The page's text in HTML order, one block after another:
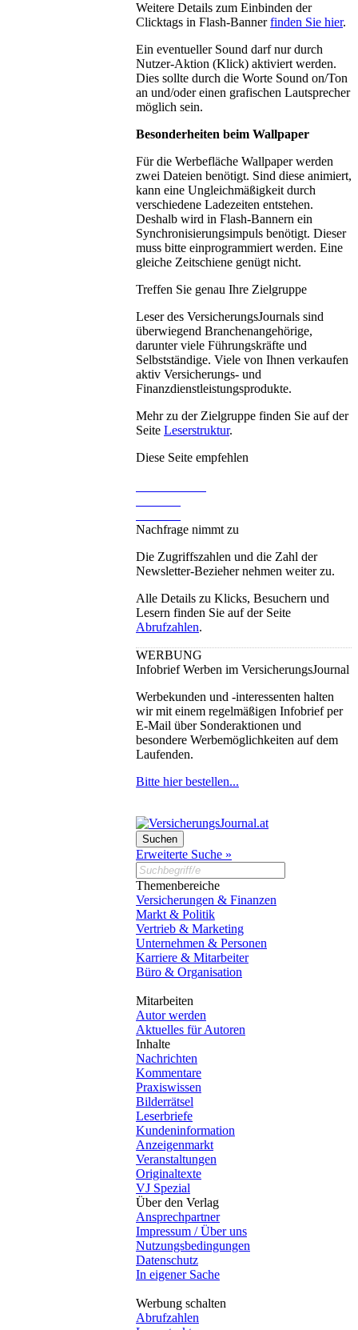
Weitere Details zum Einbinden der
Clicktags in Flash-Bannerfinden Sie hier.
Ein eventueller Sound darf nur durch
Nutzer-Aktion (Klick) aktiviert werden.
Dies sollte durch die Worte Sound on/Ton
an und/oder einen grafischen Lautsprecher
möglich sein.
Besonderheiten beim Wallpaper
Für die Werbefläche Wallpaper werden
zwei Dateien benötigt. Sind diese animiert,
kann eine Ungleichmäßigkeit durch
verschiedene Ladezeiten entstehen.
Deshalb wird in Flash-Bannern ein
Synchronisierungsimpuls benötigt. Dieser
muss bitte einprogrammiert werden. Eine
gleiche Zeitschiene genügt nicht.
Treffen Sie genau Ihre Zielgruppe
Leser des VersicherungsJournals sind
überwiegend Branchenangehörige,
darunter viele Führungskräfte und
Selbstständige. Viele von Ihnen verkaufen
aktiv Versicherungs- und
Finanzdienstleistungsprodukte.
Mehr zu der Zielgruppe finden Sie auf der
Seite Leserstruktur.
Diese Seite empfehlen
Nachfrage nimmt zu
Die Zugriffszahlen und die Zahl der
Newsletter-Bezieher nehmen weiter zu.
Alle Details zu Klicks, Besuchern und
Lesern finden Sie auf der Seite
Abrufzahlen.
WERBUNG
Infobrief Werben im VersicherungsJournal
Werbekunden und -interessenten halten
wir mit einem regelmäßigen Infobrief per
E-Mail über Sonderaktionen und
besondere Werbemöglichkeiten auf dem
Laufenden.
Bitte hier bestellen...
Erweiterte Suche »
Themenbereiche
Versicherungen & Finanzen
Markt & Politik
Vertrieb & Marketing
Unternehmen & Personen
Karriere & Mitarbeiter
Büro & Organisation
Mitarbeiten
Autor werden
Aktuelles für Autoren
Inhalte
Nachrichten
Kommentare
Praxiswissen
Bilderrätsel
Leserbriefe
Kundeninformation
Anzeigenmarkt
Veranstaltungen
Originaltexte
VJ Spezial
Über den Verlag
Ansprechpartner
Impressum / Über uns
Nutzungsbedingungen
Datenschutz
In eigener Sache
Werbung schalten
Abrufzahlen